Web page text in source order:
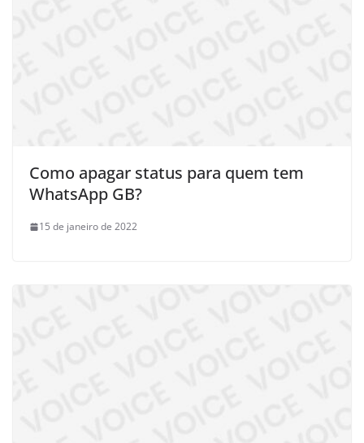
Como apagar status para quem tem
WhatsApp GB?
15 de janeiro de 2022